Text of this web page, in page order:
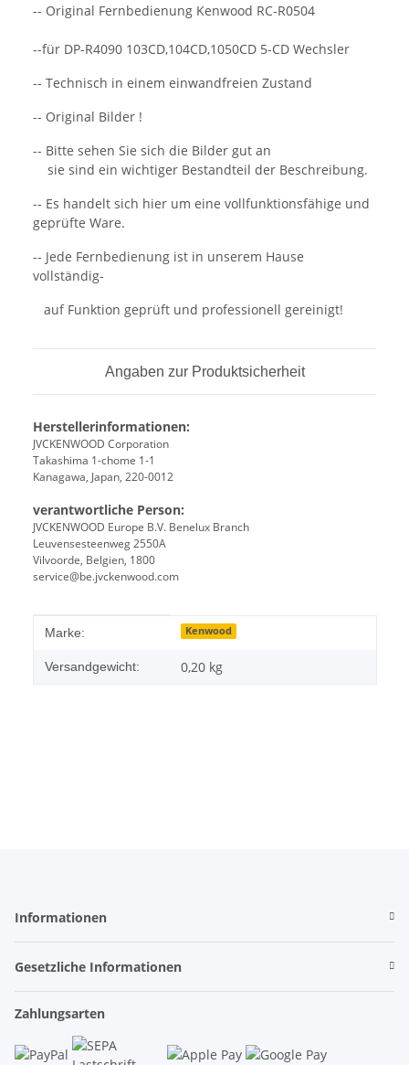
-- Original Fernbedienung Kenwood RC-R0504
--für DP-R4090 103CD,104CD,1050CD 5-CD Wechsler
-- Technisch in einem einwandfreien Zustand
-- Original Bilder !
-- Bitte sehen Sie sich die Bilder gut an
sie sind ein wichtiger Bestandteil der Beschreibung.
-- Es handelt sich hier um eine vollfunktionsfähige und
geprüfte Ware.
-- Jede Fernbedienung ist in unserem Hause
vollständig-
auf Funktion geprüft und professionell gereinigt!
Angaben zur Produktsicherheit
Herstellerinformationen:
JVCKENWOOD Corporation
Takashima 1-chome 1-1
Kanagawa, Japan, 220-0012
verantwortliche Person:
JVCKENWOOD Europe B.V. Benelux Branch
Leuvensesteenweg 2550A
Vilvoorde, Belgien, 1800
service@be.jvckenwood.com
Produkteigenschaft
Wert
Marke: Kenwood
Versandgewicht: 0,20 kg
Informationen
Gesetzliche Informationen
Zahlungsarten